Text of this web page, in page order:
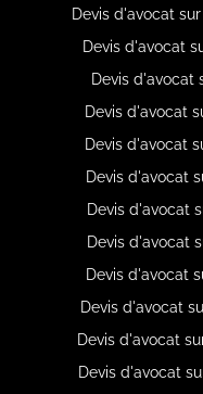
Devis d'avocat
Devis d'avocat
Devis d'avocat
Devis d'avocat
Devis d'avocat
Devis d'avocat
Devis d'avocat
Devis d'avocat
Devis d'avocat
Devis d'avocat
Devis d'avocat
Devis d'avocat